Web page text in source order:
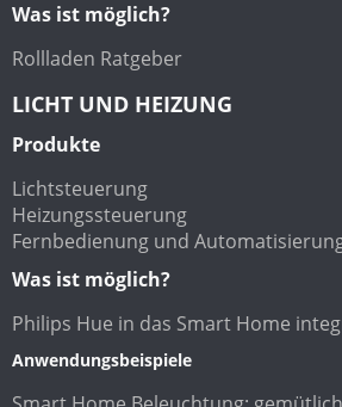
Was ist möglich?
Rollladen Ratgeber
LICHT UND HEIZUNG
Produkte
Lichtsteuerung
Heizungssteuerung
Fernbedienung und
Was ist möglich?
Philips Hue in das Smart Home
Anwendungsbeispiele